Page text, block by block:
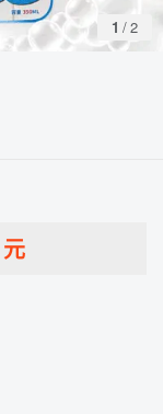
1 /2
元